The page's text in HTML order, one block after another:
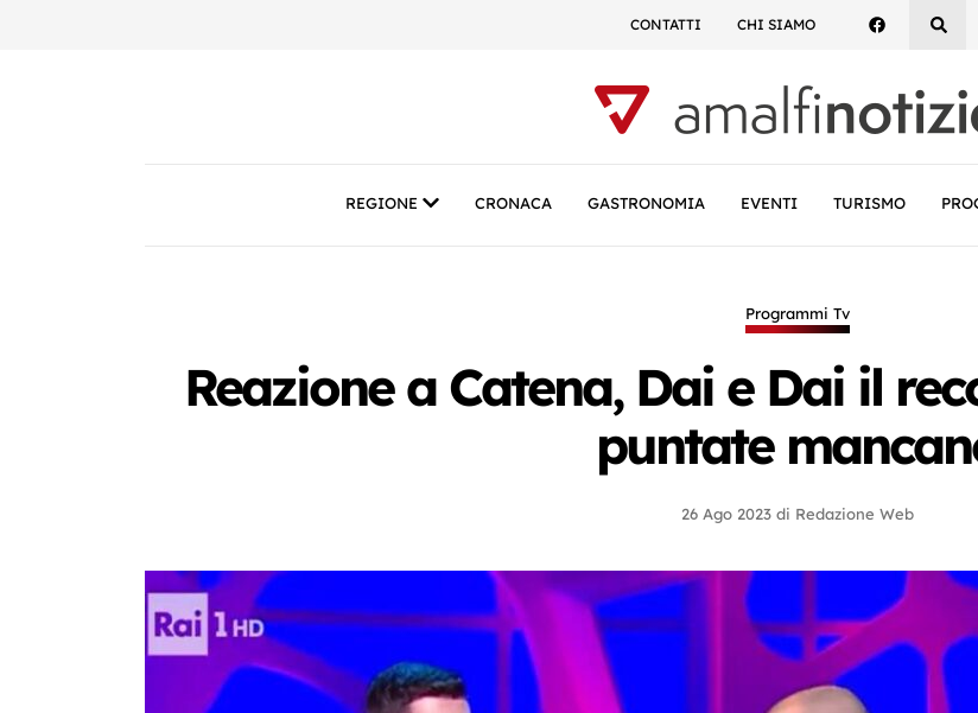
CONTATTI CHI SIAMO
REGIONE CRONACA GASTRONOMIA EVENTI TURISMO
Programmi Tv
Reazione a Catena, Dai e Dai il
puntate
26 Ago 2023 di Redazione Web